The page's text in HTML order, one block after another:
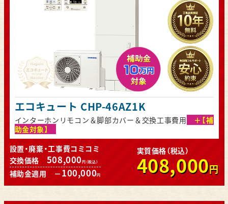
エコキュート CHP-46AZ1K
インターホンリモコン＆脚部カバー＆交換工事費用 ＋【補
助金対象】
設置・廃棄・工事費コミコミ
交換価格 508,000円（税込）
補助金適用 － 100,000円
実質価格（税込）
408,000円